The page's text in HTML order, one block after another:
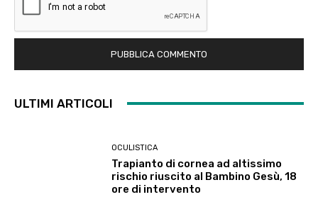
ULTIMI ARTICOLI
OCULISTICA
Trapianto di cornea ad altissimo
rischio riuscito al Bambino Gesù, 18
ore di intervento